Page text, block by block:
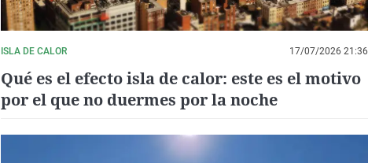
ISLA DE CALOR 17/07/2026 21:36
Qué es el efecto isla de calor: este es el motivo
por el que no duermes por la noche